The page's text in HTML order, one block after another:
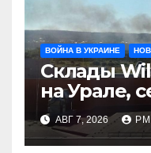
ВОЙНА В УКРАИНЕ
Склады
на Урале,
по Грэму
АВГ 7, 2026 РМ